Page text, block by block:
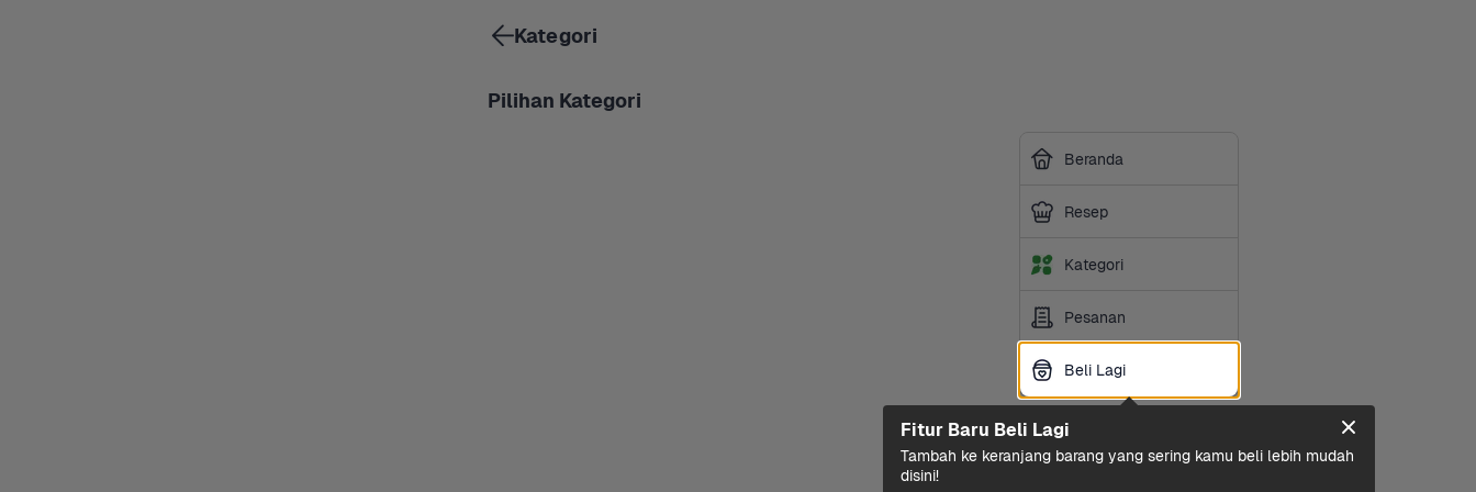
Pilihan Kategori
Beranda
Resep
Kategori
Pesanan
Beli Lagi
Kategori
Beli Lagi
Fitur Baru Beli Lagi
Tambah ke keranjang barang yang sering kamu beli lebih mudah
disini!